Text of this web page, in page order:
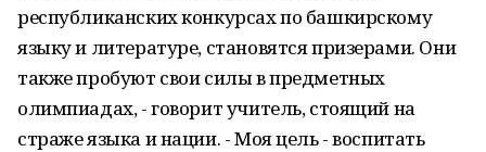
республиканских конкурсах по башкирскому
языку и литературе, становятся призерами. Они
также пробуют свои силы в предметных
олимпиадах, - говорит учитель, стоящий на
страже языка и нации. - Моя цель - воспитать